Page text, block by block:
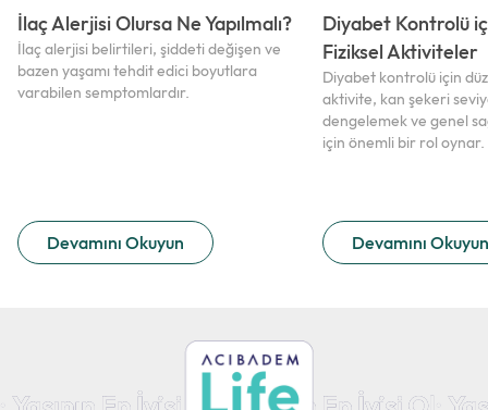
İlaç Alerjisi Olursa Ne Yapılmalı?
Devamını Okuyun
İlaç alerjisi belirtileri, şiddeti değişen ve
bazen yaşamı tehdit edici boyutlara
varabilen semptomlardır.
Diyabet Kontrolü
Fiziksel Aktiviteler
Devamını Okuyun
Diyabet kontrolü için
aktivite, kan şekeri
dengelemek ve genel
için önemli bir rol oynar.